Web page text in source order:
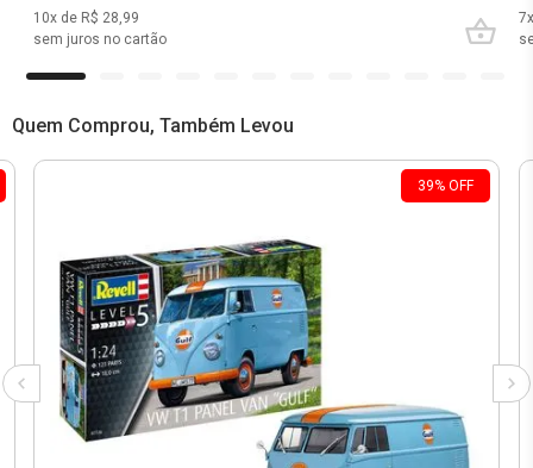
10x de R$ 28,99
sem juros no cartão
7
Quem Comprou, Também Levou
39% OFF